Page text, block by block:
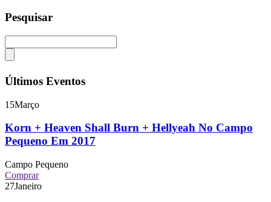
Pesquisar
Últimos Eventos
15Março
Korn + Heaven Shall Burn + Hellyeah No Campo
Pequeno Em 2017
Campo Pequeno
Comprar
27Janeiro